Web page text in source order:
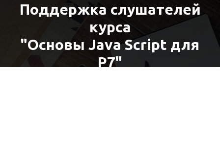
Поддержка слушателей
курса
"Основы Java Script для
Р7"